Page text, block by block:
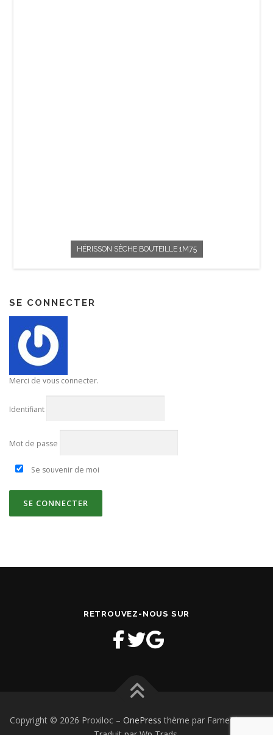
HÉRISSON SÈCHE BOUTEILLE 1M75
SE CONNECTER
Merci de vous connecter.
Identifiant
Mot de passe
Se souvenir de moi
RETROUVEZ-NOUS SUR
Copyright © 2026 Proxiloc – OnePress thème par FameThemes.